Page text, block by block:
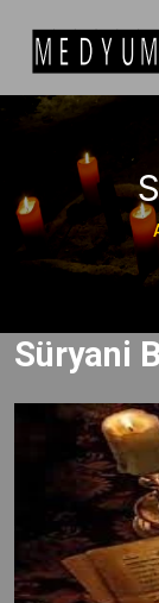
Süryani